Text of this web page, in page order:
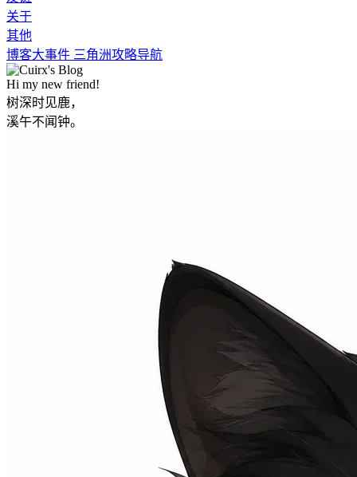
关于
其他
博客大事件 三角洲攻略导航
Hi my new friend!
树深时见鹿，
溪午不闻钟。